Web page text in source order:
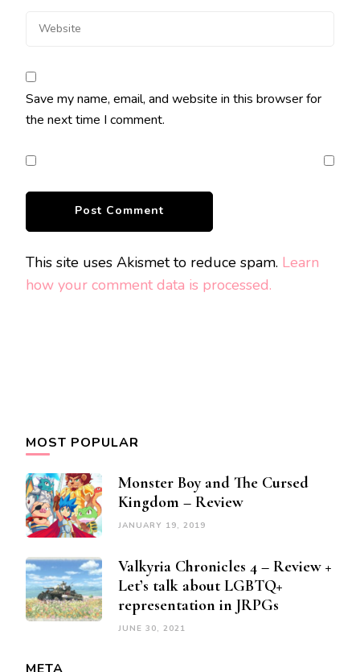
Save my name, email, and website in this browser for
the next time I comment.
This site uses Akismet to reduce spam. Learn
how your comment data is processed.
MOST POPULAR
Monster Boy and The Cursed
Kingdom – Review
JANUARY 19, 2019
Valkyria Chronicles 4 – Review +
Let’s talk about LGBTQ+
representation in JRPGs
JUNE 30, 2021